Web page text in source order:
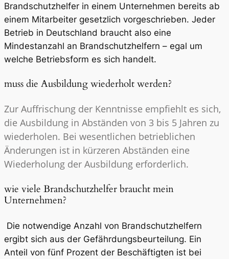
Brandschutzhelfer in einem Unternehmen bereits ab
einem Mitarbeiter gesetzlich vorgeschrieben. Jeder
Betrieb in Deutschland braucht also eine
Mindestanzahl an Brandschutzhelfern – egal um
welche Betriebsform es sich handelt.
muss die Ausbildung wiederholt werden?
Zur Auffrischung der Kenntnisse empfiehlt es sich,
die Ausbildung in Abständen von 3 bis 5 Jahren zu
wiederholen. Bei wesentlichen betrieblichen
Änderungen ist in kürzeren Abständen eine
Wiederholung der Ausbildung erforderlich.
wie viele Brandschutzhelfer braucht mein
Unternehmen?
Die notwendige Anzahl von Brandschutzhelfern
ergibt sich aus der Gefährdungsbeurteilung. Ein
Anteil von fünf Prozent der Beschäftigten ist bei